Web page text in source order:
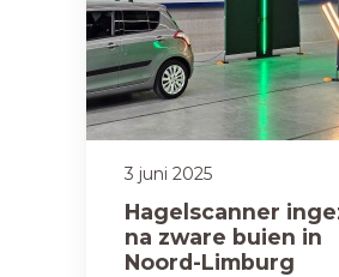
3 juni 2025
Hagelscanner
na zware buien in
Noord-Limburg